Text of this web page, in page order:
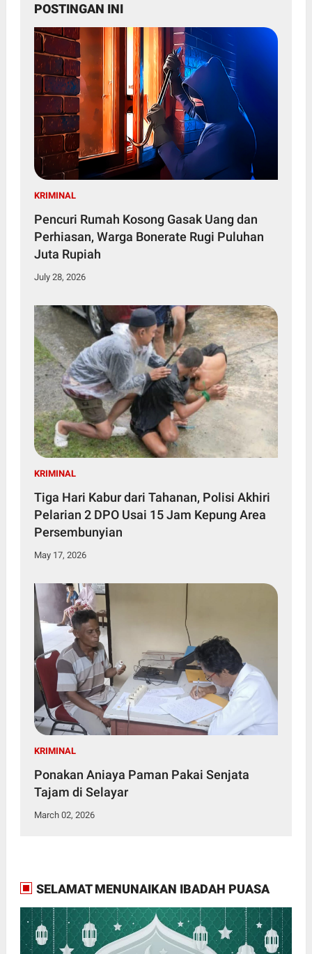
POSTINGAN INI
KRIMINAL
Pencuri Rumah Kosong Gasak Uang dan
Perhiasan, Warga Bonerate Rugi Puluhan
Juta Rupiah
July 28, 2026
KRIMINAL
Tiga Hari Kabur dari Tahanan, Polisi Akhiri
Pelarian 2 DPO Usai 15 Jam Kepung Area
Persembunyian
May 17, 2026
KRIMINAL
Ponakan Aniaya Paman Pakai Senjata
Tajam di Selayar
March 02, 2026
SELAMAT MENUNAIKAN IBADAH PUASA